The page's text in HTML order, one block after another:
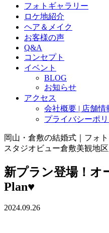
フォトギャラリー
ロケ地紹介
ヘア＆メイク
お客様の声
Q&A
コンセプト
イベント
BLOG
お知らせ
アクセス
会社概要 | 店舗情
プライバシーポ
岡山・倉敷の結婚式｜フォ
スタジオビュー倉敷美観地
新プラン登場！オ
Plan♥
2024.09.26